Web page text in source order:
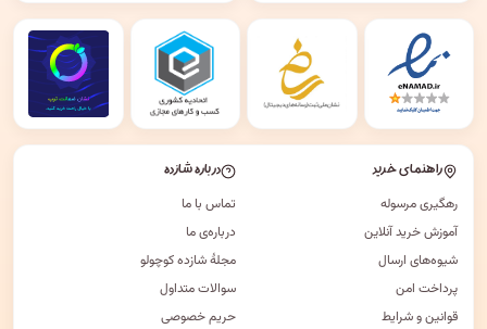
راهنمای خرید
رهگیری مرسوله
آموزش خرید آنلاین
شیوه‌های ارسال
پرداخت امن
قوانین و شرایط
درباره شازده
تماس با ما
درباره‌ی ما
مجلهٔ شازده کوچولو
سوالات متداول
حریم خصوصی